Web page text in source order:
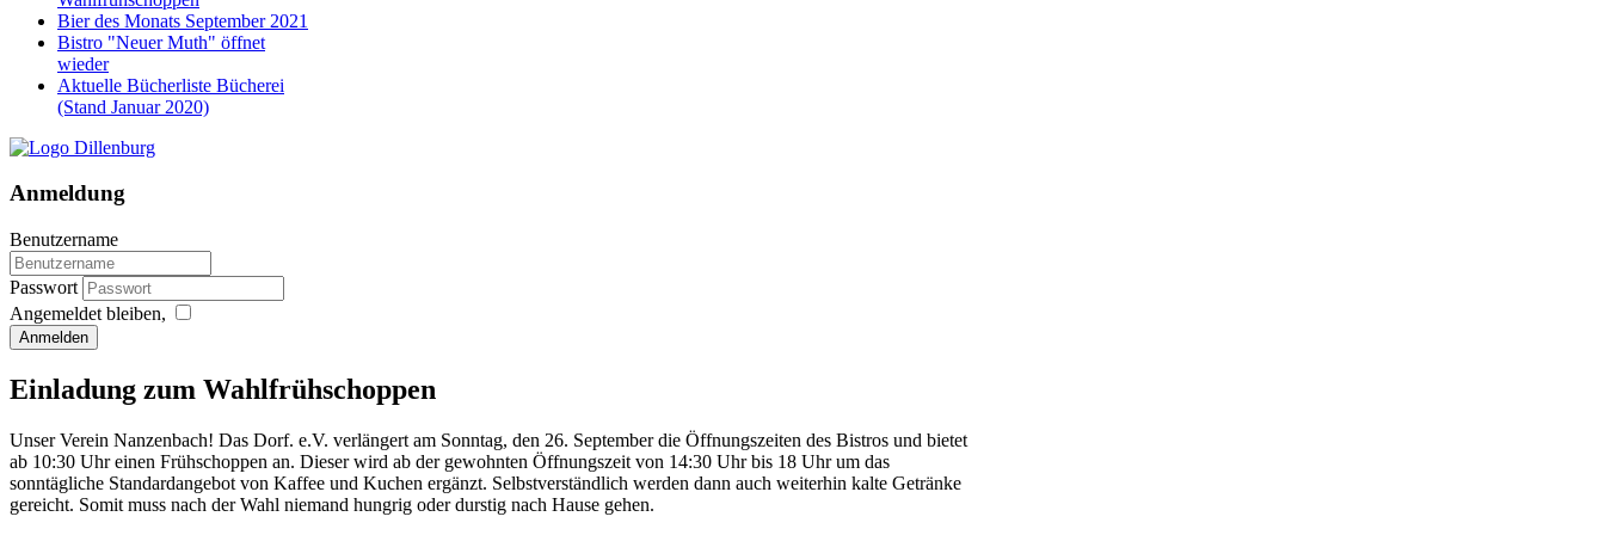
Bier des Monats September 2021
Bistro "Neuer Muth" öffnet
wieder
Aktuelle Bücherliste Bücherei
(Stand Januar 2020)
Anmeldung
Benutzername
Passwort
Angemeldet bleiben,
Anmelden
Einladung zum Wahlfrühschoppen
Unser Verein Nanzenbach! Das Dorf. e.V. verlängert am Sonntag, den 26. September die Öffnungszeiten des Bistros und bietet
ab 10:30 Uhr einen Frühschoppen an. Dieser wird ab der gewohnten Öffnungszeit von 14:30 Uhr bis 18 Uhr um das
sonntägliche Standardangebot von Kaffee und Kuchen ergänzt. Selbstverständlich werden dann auch weiterhin kalte Getränke
gereicht. Somit muss nach der Wahl niemand hungrig oder durstig nach Hause gehen.